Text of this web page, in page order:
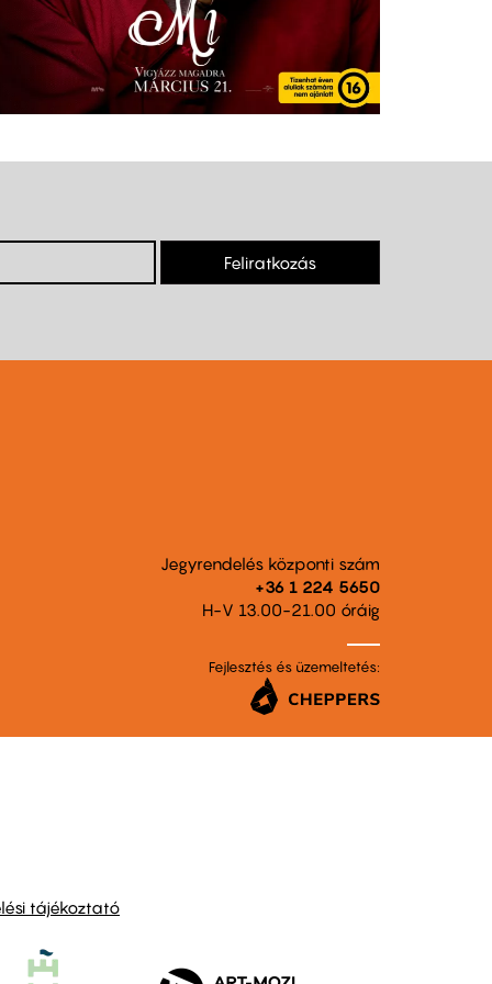
Feliratkozás
Jegyrendelés központi szám
+36 1 224 5650
H-V 13.00-21.00 óráig
Fejlesztés és üzemeltetés:
tájékoztató